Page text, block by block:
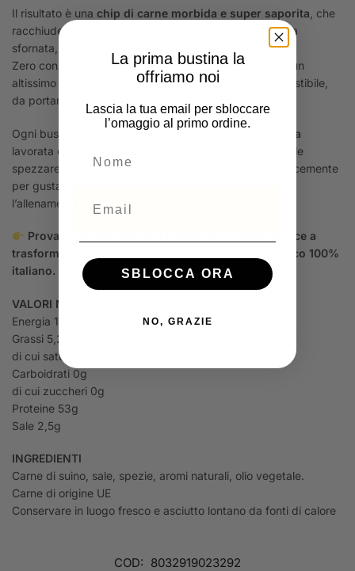
Il risultato è una chip di carne morbida e super saporita , che
racchiude tutto il profumo e il gusto della pizza appena
sfornata, ma in versione proteica e leggera.
Zero conservanti, pochi zuccheri, senza glutine e con un
altissimo contenuto di proteine: uno snack sano e irresistibile,
da portare ovunque.
Ogni busta da 25g contiene
circa 100g di carne fresca
lavorata con pazienza e passione. Perfetta per chi vuole
spezzare la fame, per un aperitivo alternativo o semplicemente
per gustarsi un pezzo d’Italia anche in ufficio o dopo
l’allenamento.
Provala e scopri come la nostra carne secca riesce a
trasformare il gusto della pizza in uno snack proteico 100%
italiano.
VALORI NUTRIZIONALI PER 100G DI PRODOTTO
Energia 1151kJ / 272kcal
Grassi 5,2g
di cui saturi 1,8g
Carboidrati 0g
di cui zuccheri 0g
Proteine 53g
Sale 2,5g
INGREDIENTI
Carne di suino, sale, spezie, aromi naturali, olio vegetale.
Carne di origine UE
Conservare in luogo fresco e asciutto lontano da fonti di calore
COD: 8032919023292
La prima bustina la
offriamo noi
Lascia la tua email per sbloccare
l’omaggio al primo ordine.
SBLOCCA ORA
NO, GRAZIE